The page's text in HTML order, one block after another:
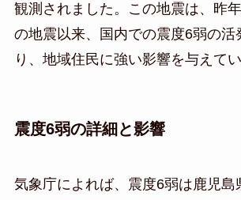
観測されました。この地震は、昨
の地震以来、国内での震度6弱の活
り、地域住民に強い影響を与えてい
震度6弱の詳細と影響
気象庁によれば、震度6弱は鹿児島